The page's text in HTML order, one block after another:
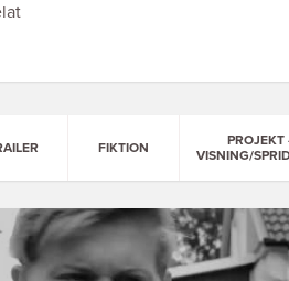
FIKTION
PROJEKT
VISNING/